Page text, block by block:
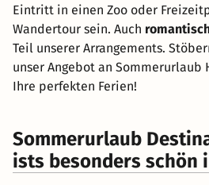
Eintritt in einen Zoo oder
Wandertour sein. Auch
Teil unserer Arrangements.
unser Angebot an Sommerurlaub
Ihre perfekten Ferien!
Sommerurlaub
ists besonders schön